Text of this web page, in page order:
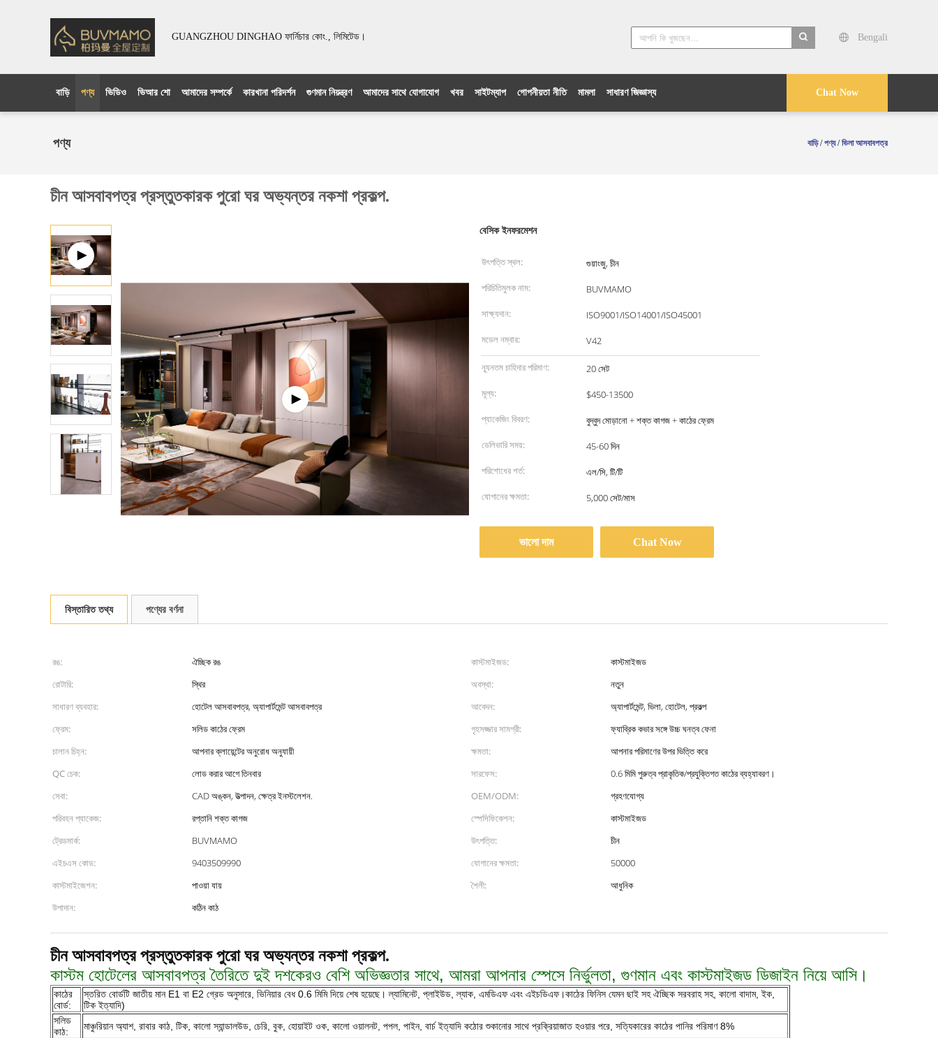
GUANGZHOU DINGHAO ফার্নিচার কোং., লিমিটেড।
Bengali
Chat Now
বাড়ি পণ্য ভিডিও ভিআর শো আমাদের সম্পর্কে কারখানা পরিদর্শন গুণমান নিয়ন্ত্রণ আমাদের সাথে যোগাযোগ খবর সাইটম্যাপ গোপনীয়তা নীতি মামলা সাধারণ জিজ্ঞাস্য
পণ্য বাড়ি /পণ্য/ভিলা আসবাবপত্র
চীন আসবাবপত্র প্রস্তুতকারক পুরো ঘর অভ্যন্তর নকশা প্রকল্প.
বেসিক ইনফরমেশন
উৎপত্তি স্থল:
গুয়াংজু, চীন
পরিচিতিমুলক নাম:
BUVMAMO
সাক্ষ্যদান:
ISO9001/ISO14001/ISO45001
মডেল নম্বার:
V42
ন্যূনতম চাহিদার পরিমাণ:
20 সেট
মূল্য:
$450-13500
প্যাকেজিং বিবরণ:
বুদ্বুদ মোড়ানো + শক্ত কাগজ + কাঠের ফ্রেম
ডেলিভারি সময়:
45-60 দিন
পরিশোধের শর্ত:
এল/সি, টি/টি
যোগানের ক্ষমতা:
5,000 সেট/মাস
ভালো দাম Chat Now
বিস্তারিত তথ্য পণ্যের বর্ণনা
রঙ: ঐচ্ছিক রঙ কাস্টমাইজড:
কাস্টমাইজড
রোটারি:
স্থির অবস্থা:
নতুন
সাধারণ ব্যবহার:
হোটেল আসবাবপত্র, অ্যাপার্টমেন্ট আসবাবপত্র আবেদন:
অ্যাপার্টমেন্ট, ভিলা, হোটেল, প্রকল্প
ফ্রেম:
সলিড কাঠের ফ্রেম গৃহসজ্জার সামগ্রী:
ফ্যাব্রিক কভার সঙ্গে উচ্চ ঘনত্ব ফেনা
চালান চিহ্ন:
আপনার ক্লায়েন্টের অনুরোধ অনুযায়ী ক্ষমতা:
আপনার পরিমাণের উপর ভিত্তি করে
QC চেক:
লোড করার আগে তিনবার সারফেস:
0.6 মিমি পুরুত্ব প্রাকৃতিক/প্রযুক্তিগত কাঠের ব্যহ্যাবরণ।
সেবা:
CAD অঙ্কন, উত্পাদন, ক্ষেত্র ইনস্টলেশন. OEM/ODM:
গ্রহণযোগ্য
পরিবহন প্যাকেজ:
রপ্তানি শক্ত কাগজ স্পেসিফিকেশন:
কাস্টমাইজড
ট্রেডমার্ক:
BUVMAMO উৎপত্তি:
চীন
এইচএস কোড:
9403509990 যোগানের ক্ষমতা:
50000
কাস্টমাইজেশন:
পাওয়া যায় শৈলী:
আধুনিক
উপাদান:
কঠিন কাঠ
চীন আসবাবপত্র প্রস্তুতকারক পুরো ঘর অভ্যন্তর নকশা প্রকল্প.
কাস্টম হোটেলের আসবাবপত্র তৈরিতে দুই দশকেরও বেশি অভিজ্ঞতার সাথে, আমরা আপনার স্পেসে নির্ভুলতা, গুণমান এবং কাস্টমাইজড ডিজাইন নিয়ে আসি।
কাঠের
বোর্ড:
স্তরিত বোর্ডটি জাতীয় মান E1 বা E2 গ্রেড অনুসারে, ভিনিয়ার বেধ 0.6 মিমি দিয়ে শেষ হয়েছে। ল্যামিনেট, প্লাইউড, ল্যাক, এমডিএফ এবং এইচডিএফ।কাঠের ফিনিস যেমন ছাই সহ ঐচ্ছিক সরবরাহ সহ, কালো বাদাম, ইক,
টিক ইত্যাদি)
সলিড
কাঠ:
মাঞ্চুরিয়ান অ্যাশ, রাবার কাঠ, টিক, কালো স্যান্ডালউড, চেরি, বুক, হোয়াইট ওক, কালো ওয়ালনট, পপল, পাইন, বার্চ ইত্যাদি কঠোর শুকানোর সাথে প্রক্রিয়াজাত হওয়ার পরে, সত্যিকারের কাঠের পানির পরিমাণ 8%